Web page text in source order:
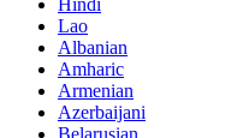
Hindi
Lao
Albanian
Amharic
Armenian
Azerbaijani